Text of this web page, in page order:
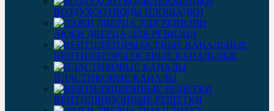
ВОЗДУХООТВОДЫ ПЛОЩАДКИ
ЛЮКИ ДВЕРЦА ДЛЯ РЕВИЗИИ
ВЕНТИЛЯТОРЫ ОСЕВЫЕ КАНАЛЬНЫЕ
ПЛАСТИКОВЫЕ КАНАЛЫ
ВЕНТИЛЯЦИОННЫЕ РЕШЕТКИ